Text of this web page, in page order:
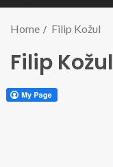
Home Filip Kožul
Filip Kožul